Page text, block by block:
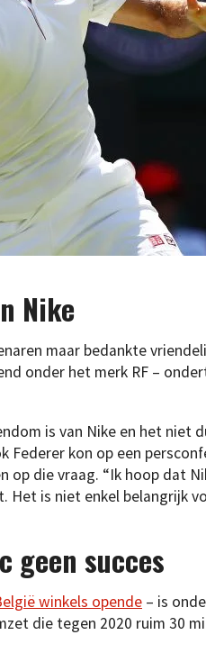
Nike
maar bedankte
onder het merk RF –
is van Nike en het niet
Federer kon op een
die vraag. “Ik hoop dat
is niet enkel belangrijk
geen succes
winkels opende – is
die tegen 2020 ruim 30